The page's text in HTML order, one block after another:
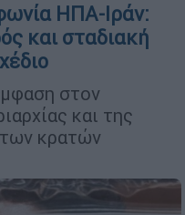
ΗΠΑ-Ιράν:
και σταδιακή
στον
και της
κρατών